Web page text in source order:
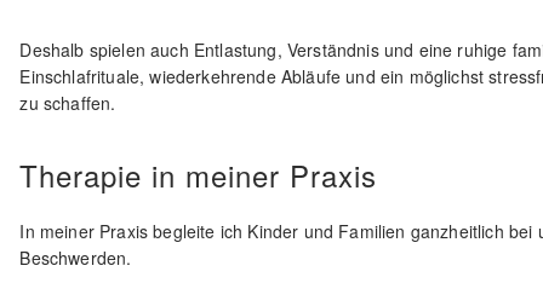
Deshalb spielen auch Entlastung, Verständnis und eine ruhige
Einschlafrituale, wiederkehrende Abläufe und ein möglichst
zu schaffen.
Therapie in meiner Praxis
In meiner Praxis begleite ich Kinder und Familien ganzheitlich
Beschwerden.